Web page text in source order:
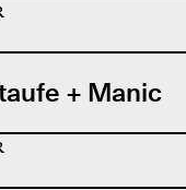
+ Manic